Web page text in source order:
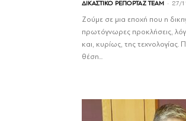
ΔΙΚΑΣΤΙΚΟ ΡΕΠΟΡΤΑΖ TEAM - 27/
Ζούμε σε μια εποχή που η
πρωτόγνωρες προκλήσεις,
και, κυρίως, της τεχνολογίας.
θέση...